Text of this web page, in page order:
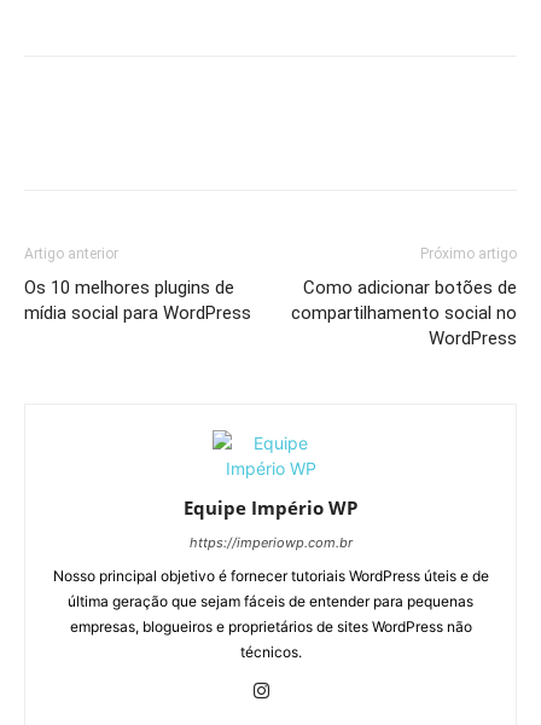
Artigo anterior
Os 10 melhores plugins de
mídia social para WordPress
Próximo artigo
Como adicionar botões de
compartilhamento social no
WordPress
Equipe Império WP
https://imperiowp.com.br
Nosso principal objetivo é fornecer tutoriais WordPress úteis e de
última geração que sejam fáceis de entender para pequenas
empresas, blogueiros e proprietários de sites WordPress não
técnicos.